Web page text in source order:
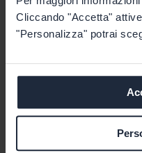
Cliccando "Accetta"
"Personalizza" potrai